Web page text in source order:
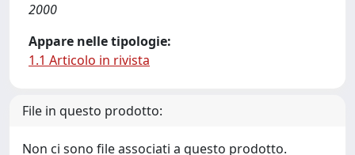
2000
Appare nelle tipologie:
1.1 Articolo in rivista
File in questo prodotto:
Non ci sono file associati a questo prodotto.